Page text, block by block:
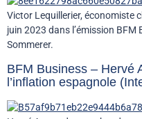
Victor Lequillerier, économiste
juin 2023 dans l’émission
Sommerer.
BFM Business – Hervé
l’inflation espagnole